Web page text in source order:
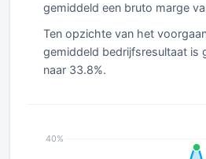
gemiddeld een bruto marge
Ten opzichte van het
gemiddeld bedrijfsresultaat is
naar 33.8%.